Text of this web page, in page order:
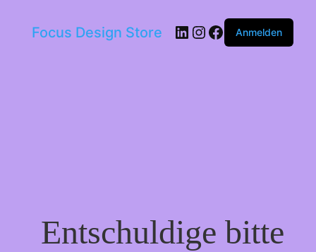
Focus Design Store LinkedIn
Instagram
Facebook
Anmelden
Entschuldige bitte